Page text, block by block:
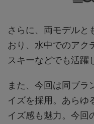
さらに、両モデルと
おり、水中でのアク
スキーなどでも活躍
また、今回は同ブ
イズを採用。あらゆ
イズ感も魅力。今回